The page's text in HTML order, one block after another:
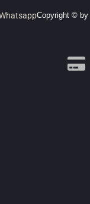
Copyright © by